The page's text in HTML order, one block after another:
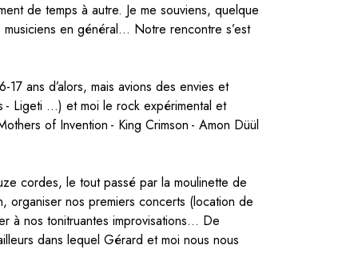
de temps à autre. Je me souviens, quelque
en général… Notre rencontre s’est
ans d’alors, mais avions des envies et
- Ligeti …) et moi le rock expérimental et
of Invention - King Crimson - Amon Düül
cordes, le tout passé par la moulinette de
organiser nos premiers concerts (location de
à nos tonitruantes improvisations… De
dans lequel Gérard et moi nous nous